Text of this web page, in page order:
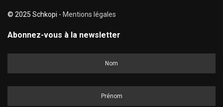
© 2025 Schkopi - Mentions légales
Abonnez-vous à la newsletter